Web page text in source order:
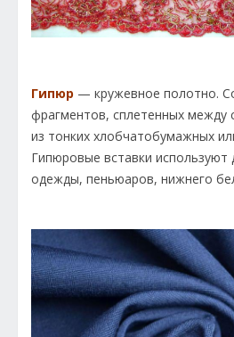
Гипюр — кружевное полотно.
фрагментов, сплетенных между
из тонких хлобчатобумажных
Гипюровые вставки используют
одежды, пеньюаров, нижнего